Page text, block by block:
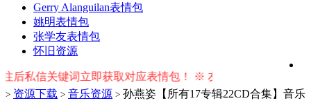
Gerry Alanguilan表情包
姚明表情包
张学友表情包
怀旧资源
信关键词立即获取对应表情包！ ※ 友情提示：右上角输入搜
> 资源下载 > 音乐资源 > 孙燕姿【所有17专辑22CD合集】音乐